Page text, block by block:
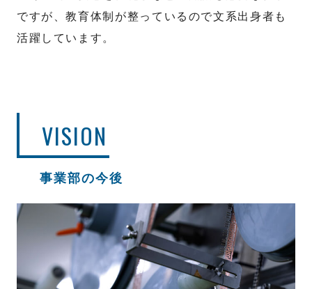
ですが、教育体制が整っているので文系出身者も
活躍しています。
VISION
事業部の今後